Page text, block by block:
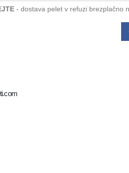
- dostava pelet v refuzi brezplačno